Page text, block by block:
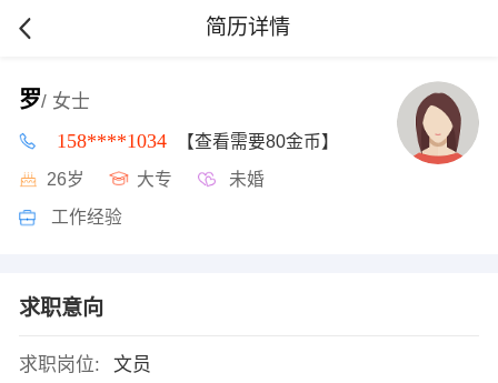
简历详情
罗/ 女士
158****1034 【查看需要80金币】
26岁 大专 未婚
工作经验
求职意向
求职岗位:
文员